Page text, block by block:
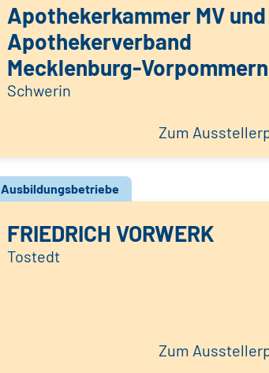
Apothekerkammer MV und
Apothekerverband
Mecklenburg-Vorpommern
Schwerin
Zum
Ausbildungsbetriebe
FRIEDRICH VORWERK
Tostedt
Zum